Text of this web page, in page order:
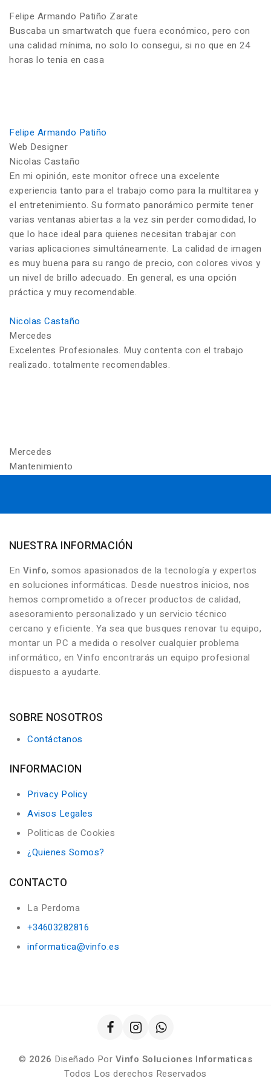
Felipe Armando Patiño Zarate
Buscaba un smartwatch que fuera económico, pero con
una calidad mínima, no solo lo consegui, si no que en 24
horas lo tenia en casa
Felipe Armando Patiño
Web Designer
Nicolas Castaño
En mi opinión, este monitor ofrece una excelente
experiencia tanto para el trabajo como para la multitarea y
el entretenimiento. Su formato panorámico permite tener
varias ventanas abiertas a la vez sin perder comodidad, lo
que lo hace ideal para quienes necesitan trabajar con
varias aplicaciones simultáneamente. La calidad de imagen
es muy buena para su rango de precio, con colores vivos y
un nivel de brillo adecuado. En general, es una opción
práctica y muy recomendable.
Nicolas Castaño
Mercedes
Excelentes Profesionales. Muy contenta con el trabajo
realizado. totalmente recomendables.
Mercedes
Mantenimiento
NUESTRA INFORMACIÓN
En Vinfo, somos apasionados de la tecnología y expertos
en soluciones informáticas. Desde nuestros inicios, nos
hemos comprometido a ofrecer productos de calidad,
asesoramiento personalizado y un servicio técnico
cercano y eficiente. Ya sea que busques renovar tu equipo,
montar un PC a medida o resolver cualquier problema
informático, en Vinfo encontrarás un equipo profesional
dispuesto a ayudarte.
SOBRE NOSOTROS
Contáctanos
INFORMACION
Privacy Policy
Avisos Legales
Politicas de Cookies
¿Quienes Somos?
CONTACTO
La Perdoma
+34603282816
informatica@vinfo.es
© 2026 Diseñado Por Vinfo Soluciones Informaticas
Todos Los derechos Reservados